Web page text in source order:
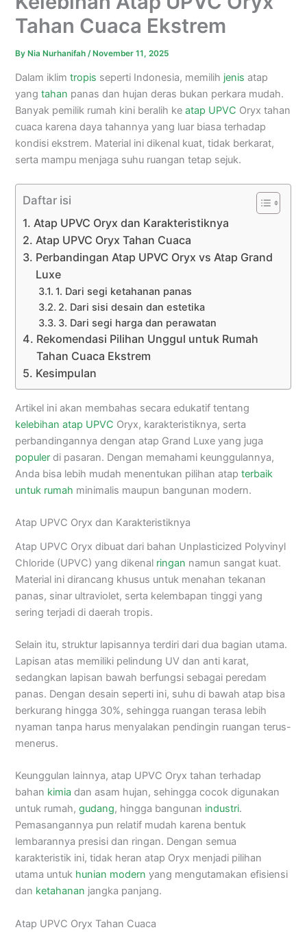
Tahan Cuaca Ekstrem
ByNia Nurhanifah /November 11, 2025
Dalam iklimtropis seperti Indonesia, memilih jenis atap
yangtahan panas dan hujan deras bukan perkara mudah.
Banyak pemilik rumah kini beralih keatap UPVC Oryx tahan
cuaca karena daya tahannya yang luar biasa terhadap
kondisi ekstrem. Material ini dikenal kuat, tidak berkarat,
serta mampu menjaga suhu ruangan tetap sejuk.
Daftar isi
Atap UPVC Oryx dan Karakteristiknya
Atap UPVC Oryx Tahan Cuaca
Perbandingan Atap UPVC Oryx vs Atap Grand
Luxe
1. Dari segi ketahanan panas
2. Dari sisi desain dan estetika
3. Dari segi harga dan perawatan
Rekomendasi Pilihan Unggul untuk Rumah
Tahan Cuaca Ekstrem
Kesimpulan
Artikel ini akan membahas secara edukatif tentang
kelebihan atap UPVC Oryx, karakteristiknya, serta
perbandingannya dengan atap Grand Luxe yang juga
populer di pasaran. Dengan memahami keunggulannya,
Anda bisa lebih mudah menentukan pilihan atapterbaik
untuk rumah minimalis maupun bangunan modern.
Atap UPVC Oryx dan Karakteristiknya
Atap UPVC Oryx dibuat dari bahan Unplasticized Polyvinyl
Chloride (UPVC) yang dikenal ringan namun sangat kuat.
Material ini dirancang khusus untuk menahan tekanan
panas, sinar ultraviolet, serta kelembapan tinggi yang
sering terjadi di daerah tropis.
Selain itu, struktur lapisannya terdiri dari dua bagian utama.
Lapisan atas memiliki pelindung UV dan anti karat,
sedangkan lapisan bawah berfungsi sebagai peredam
panas. Dengan desain seperti ini, suhu di bawah atap bisa
berkurang hingga 30%, sehingga ruangan terasa lebih
nyaman tanpa harus menyalakan pendingin ruangan terus-
menerus.
Keunggulan lainnya, atap UPVC Oryx tahan terhadap
bahan kimia dan asam hujan, sehingga cocok digunakan
untuk rumah,gudang, hingga bangunan industri.
Pemasangannya pun relatif mudah karena bentuk
lembarannya presisi dan ringan. Dengan semua
karakteristik ini, tidak heran atap Oryx menjadi pilihan
utama untuk hunian modern yang mengutamakan efisiensi
dan ketahanan jangka panjang.
Atap UPVC Oryx Tahan Cuaca